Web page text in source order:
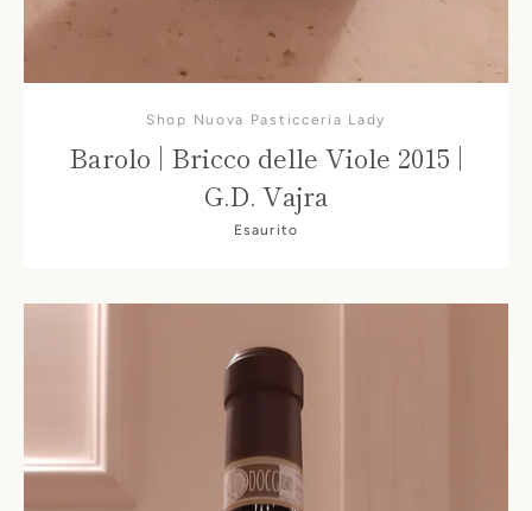
Shop Nuova Pasticceria Lady
Barolo | Bricco delle Viole 2015 |
G.D. Vajra
Esaurito